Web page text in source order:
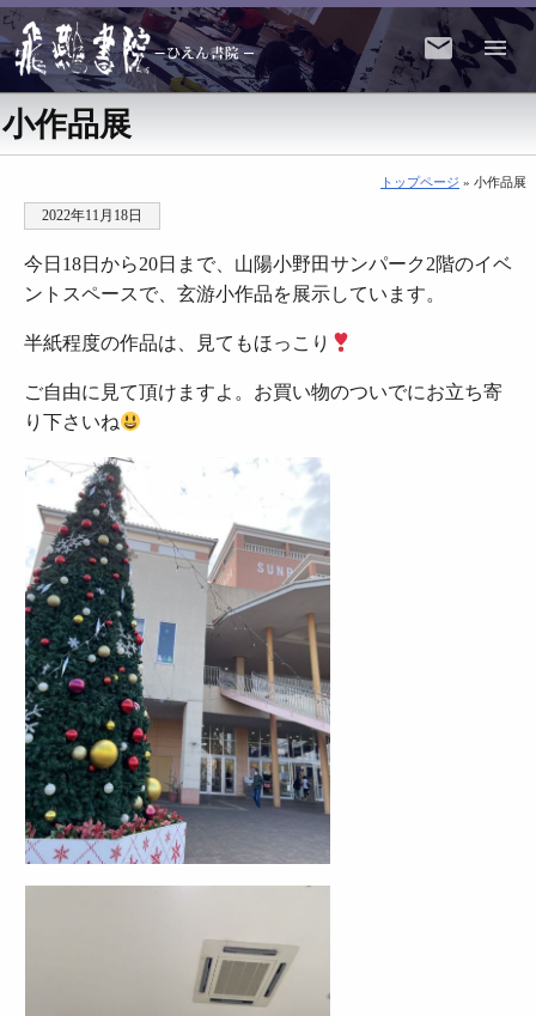
小作品展
トップページ » 小作品展
2022年11月18日
今日18日から20日まで、山陽小野田サンパーク2階のイベ
ントスペースで、玄游小作品を展示しています。
半紙程度の作品は、見てもほっこり
ご自由に見て頂けますよ。お買い物のついでにお立ち寄
り下さいね